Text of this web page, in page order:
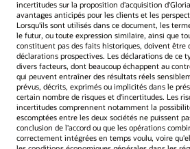
incertitudes sur la proposition d'acquisition
avantages anticipés pour les clients et les
Lorsqu'ils sont utilisés dans ce document, les
le futur, ou toute expression similaire, ainsi que
constituent pas des faits historiques, doivent être
déclarations prospectives. Les déclarations de ce
divers facteurs, dont beaucoup échappent au
qui peuvent entraîner des résultats réels
prévus, décrits, exprimés ou implicités dans le
certain nombre de risques et d'incertitudes. Les
incertitudes comprennent notamment la
escomptées entre les deux sociétés ne puissent
conclusion de l'accord ou que les opérations
correctement intégrées en temps voulu, voire